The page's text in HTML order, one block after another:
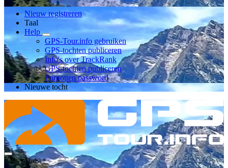
Nieuw registreren
Taal
Help
GPS-Tour.info gebruiken
GPS-tochten publiceren
Info's over TrackRank
GPS-tochten publiceren
Forgotten password
Nieuwe tocht
Kies plaats